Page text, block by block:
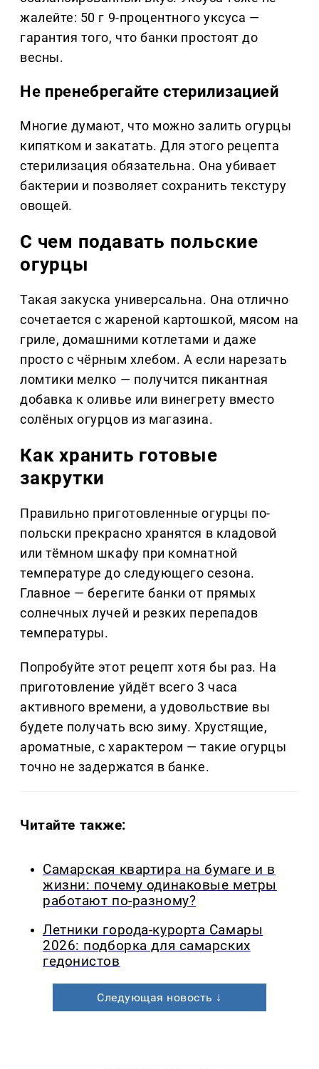
жалейте: 50 г 9-процентного уксуса —
гарантия того, что банки простоят до
весны.
Не пренебрегайте стерилизацией
Многие думают, что можно залить огурцы
кипятком и закатать. Для этого рецепта
стерилизация обязательна. Она убивает
бактерии и позволяет сохранить текстуру
овощей.
С чем подавать польские
огурцы
Такая закуска универсальна. Она отлично
сочетается с жареной картошкой, мясом на
гриле, домашними котлетами и даже
просто с чёрным хлебом. А если нарезать
ломтики мелко — получится пикантная
добавка к оливье или винегрету вместо
солёных огурцов из магазина.
Как хранить готовые
закрутки
Правильно приготовленные огурцы по-
польски прекрасно хранятся в кладовой
или тёмном шкафу при комнатной
температуре до следующего сезона.
Главное — берегите банки от прямых
солнечных лучей и резких перепадов
температуры.
Попробуйте этот рецепт хотя бы раз. На
приготовление уйдёт всего 3 часа
активного времени, а удовольствие вы
будете получать всю зиму. Хрустящие,
ароматные, с характером — такие огурцы
точно не задержатся в банке.
Читайте также:
Самарская квартира на бумаге и в
жизни: почему одинаковые метры
работают по-разному?
Летники города-курорта Самары
2026: подборка для самарских
гедонистов
Следующая новость ↓